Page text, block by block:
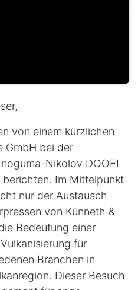
von einem kürzlichen
GmbH bei der
Nikolov DOOEL
Im Mittelpunkt
nur der Austausch
von Künneth &
Bedeutung einer
für
Branchen in
Dieser Besuch